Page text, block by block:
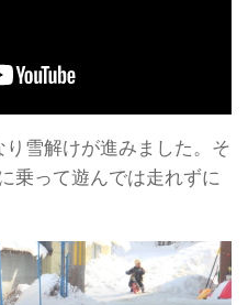
雪解けが進みました。そ
乗って遊んでは走れずに